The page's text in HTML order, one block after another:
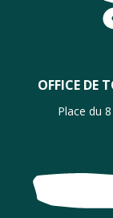
OFFICE DE
Place du